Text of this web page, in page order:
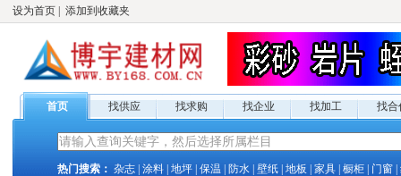
设为首页 添加到收藏夹
首页 找供应 找求购 找企业 找加工 找合
热门搜索： 杂志 涂料 地坪 保温 防水 壁纸 地板 家具 橱柜 门窗